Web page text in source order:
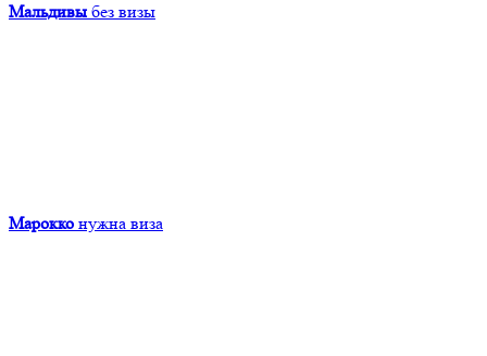
Мальдивы без визы
Марокко нужна виза